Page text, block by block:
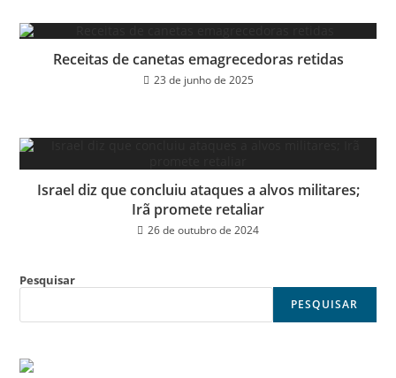
Receitas de canetas emagrecedoras retidas
23 de junho de 2025
Israel diz que concluiu ataques a alvos militares;
Irã promete retaliar
26 de outubro de 2024
Pesquisar
PESQUISAR